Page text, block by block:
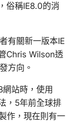
俗稱IE8.0的消
有關新一版本IE
Chris Wilson透
方向。
站時，使用
，5年前全球排
作，現在則有一